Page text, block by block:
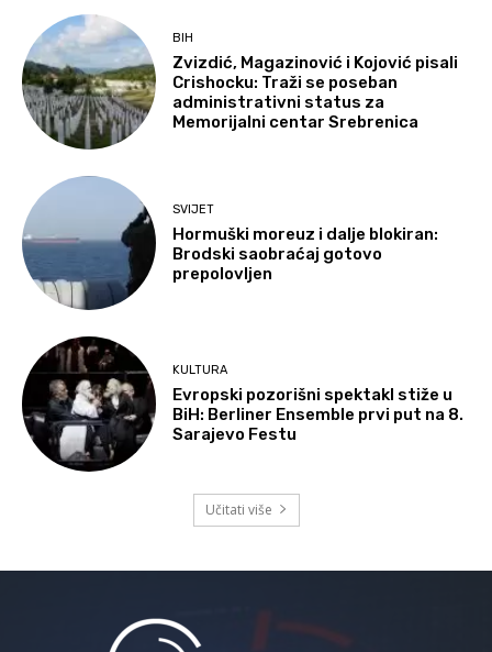
BIH
Zvizdić, Magazinović i Kojović pisali
Crishocku: Traži se poseban
administrativni status za
Memorijalni centar Srebrenica
SVIJET
Hormuški moreuz i dalje blokiran:
Brodski saobraćaj gotovo
prepolovljen
KULTURA
Evropski pozorišni spektakl stiže u
BiH: Berliner Ensemble prvi put na 8.
Sarajevo Festu
Učitati više